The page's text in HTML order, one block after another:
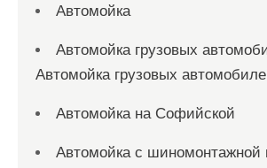
Автомойка
Автомойка грузовых
Автомойка грузовых
Автомойка на Софийской
Автомойка с шиномонтажной